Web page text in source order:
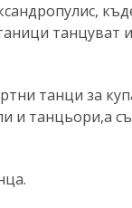
танцуват
танци за
и танцьори,а